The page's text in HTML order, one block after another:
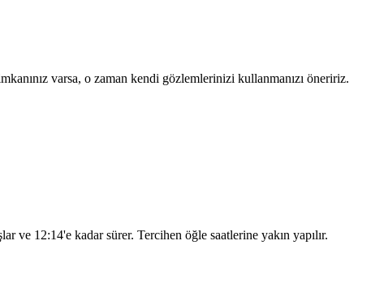
varsa, o zaman kendi gözlemlerinizi kullanmanızı öneririz.
ve 12:14'e kadar sürer. Tercihen öğle saatlerine yakın yapılır.